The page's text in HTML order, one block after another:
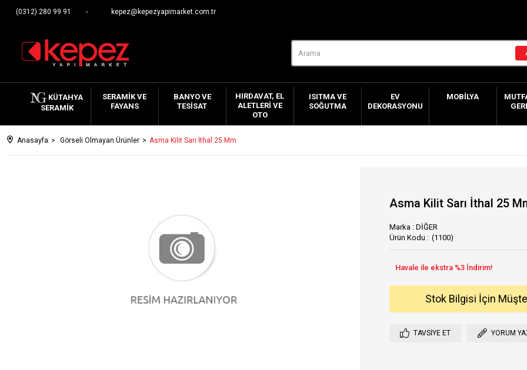
(0312) 280 99 91 kepez@kepezyapimarket.com.tr
KÜTAHYA
SERAMIK
SERAMIK VE
FAYANS
BANYO VE
TESISAT
HIRDAVAT, EL
ALETLERI VE
OTO
ISITMA VE
SOĞUTMA
EV
DEKORASYONU
MOBILYA
Anasayfa Görseli Olmayan Ürünler Asma Kilit Sarı İthal 25 Mm
Asma Kilit Sarı İthal 25
Marka : DİĞER
(1100)
Stok Bilgisi İçin
TAVSIYE ET YORUM